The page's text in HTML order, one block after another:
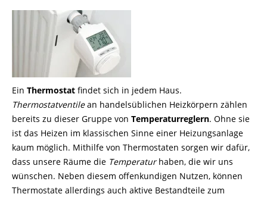
Ein Thermostat findet sich in jedem Haus.
Thermostatventilean handelsüblichen Heizkörpern zählen
bereits zu dieser Gruppe von Temperaturreglern. Ohne sie
ist das Heizen im klassischen Sinne einer Heizungsanlage
kaum möglich. Mithilfe von Thermostaten sorgen wir dafür,
dass unsere Räume die Temperaturhaben, die wir uns
wünschen. Neben diesem offenkundigen Nutzen, können
Thermostate allerdings auch aktive Bestandteile zum